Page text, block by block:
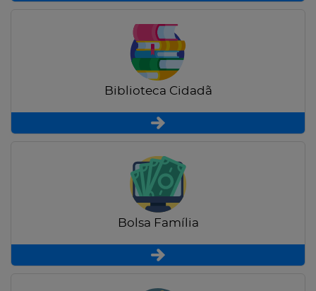
Biblioteca Cidadã
Bolsa Família